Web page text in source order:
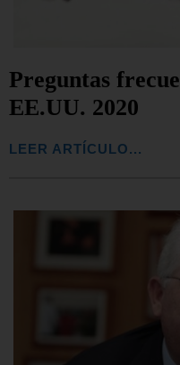
Preguntas
EE.UU. 2020
LEER ARTÍCULO...